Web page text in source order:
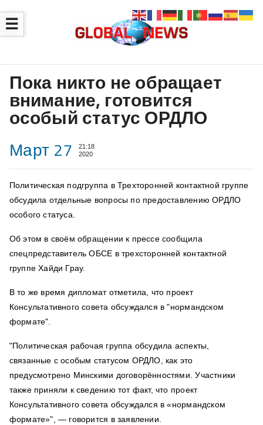
☰
Пока никто не обращает
внимание, готовится
особый статус ОРДЛО
Март 27
21:18
2020
Политическая подгруппа в Трехторонней контактной группе
обсудила отдельные вопросы по предоставлению ОРДЛО
особого статуса.
Об этом в своём обращении к прессе сообщила
спецпредставитель ОБСЕ в трехсторонней контактной
группе Хайди Грау.
В то же время дипломат отметила, что проект
Консультативного совета обсуждался в "нормандском
формате".
"Политическая рабочая группа обсудила аспекты,
связанные с особым статусом ОРДЛО, как это
предусмотрено Минскими договорённостями. Участники
также приняли к сведению тот факт, что проект
Консультативного совета обсуждался в «нормандском
формате»", — говорится в заявлении.